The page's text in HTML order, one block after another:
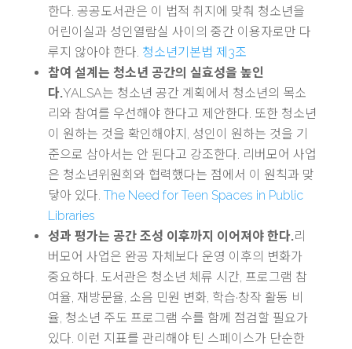
한다. 공공도서관은 이 법적 취지에 맞춰 청소년을
어린이실과 성인열람실 사이의 중간 이용자로만 다
루지 않아야 한다. 청소년기본법 제3조
참여 설계는 청소년 공간의 실효성을 높인
다.YALSA는 청소년 공간 계획에서 청소년의 목소
리와 참여를 우선해야 한다고 제안한다. 또한 청소년
이 원하는 것을 확인해야지, 성인이 원하는 것을 기
준으로 삼아서는 안 된다고 강조한다. 리버모어 사업
은 청소년위원회와 협력했다는 점에서 이 원칙과 맞
닿아 있다. The Need for Teen Spaces in Public
Libraries
성과 평가는 공간 조성 이후까지 이어져야 한다.리
버모어 사업은 완공 자체보다 운영 이후의 변화가
중요하다. 도서관은 청소년 체류 시간, 프로그램 참
여율, 재방문율, 소음 민원 변화, 학습·창작 활동 비
율, 청소년 주도 프로그램 수를 함께 점검할 필요가
있다. 이런 지표를 관리해야 틴 스페이스가 단순한